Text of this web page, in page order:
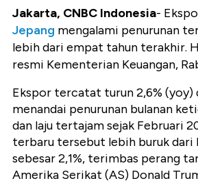
Jakarta, CNBC Indonesia-
Jepang mengalami penurunan
lebih dari empat tahun terakhir.
resmi Kementerian Keuangan,
Ekspor tercatat turun 2,6% (yoy)
menandai penurunan bulanan
dan laju tertajam sejak Februari
terbaru tersebut lebih buruk dari
sebesar 2,1%, terimbas perang
Amerika Serikat (AS) Donald